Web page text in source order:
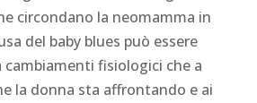
circondano la neomamma in
del baby blues può essere
fisiologici che a
la donna sta affrontando e ai